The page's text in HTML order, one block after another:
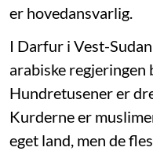
er hovedansvarlig.
I Darfur i Vest-
arabiske
Hundretusener er
Kurderne er
eget land, men de